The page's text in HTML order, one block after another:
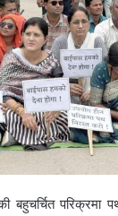
बहुचर्चित परिक्रमा